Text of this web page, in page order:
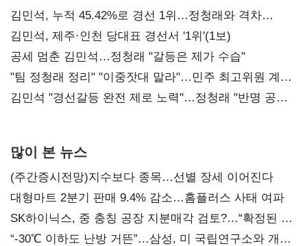
김민석, 누적 45.42%로 경선 1위…정청래와 격차
0.86%p(2보)
김민석, 제주·인천 당대표 경선서 '1위'(1보)
공세 멈춘 김민석…정청래 "갈등은 제가 수습"
"팀 정청래 정리" "이중잣대 말라"…민주 최고위원 계파
다툼 격화
김민석 "경선갈등 완전 제로 노력"…정청래 "반명 공세
많이 본 뉴스
(주간증시전망)지수보다 종목…선별 장세 이어진다
대형마트 2분기 판매 9.4% 감소…홈플러스 사태 여파
SK하이닉스, 중 충칭 공장 지분매각 검토?…“확정된 바
없어”
“-30℃ 이하도 난방 거뜬”…삼성, 미 국립연구소와 개발